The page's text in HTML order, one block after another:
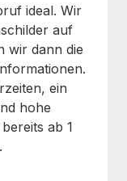
ideal. Wir
auf
wir dann die
ein
hohe
ab 1